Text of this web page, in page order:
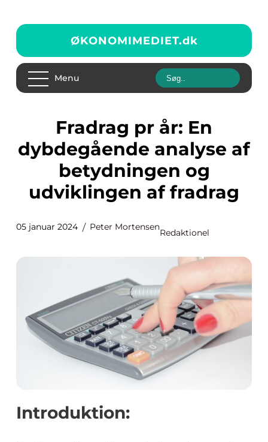
ØKONOMIMEDIET.dk
Menu
Fradrag pr år: En
dybdegående analyse af
betydningen og
udviklingen af fradrag
05 januar 2024 Peter Mortensen
Redaktionel
Introduktion: